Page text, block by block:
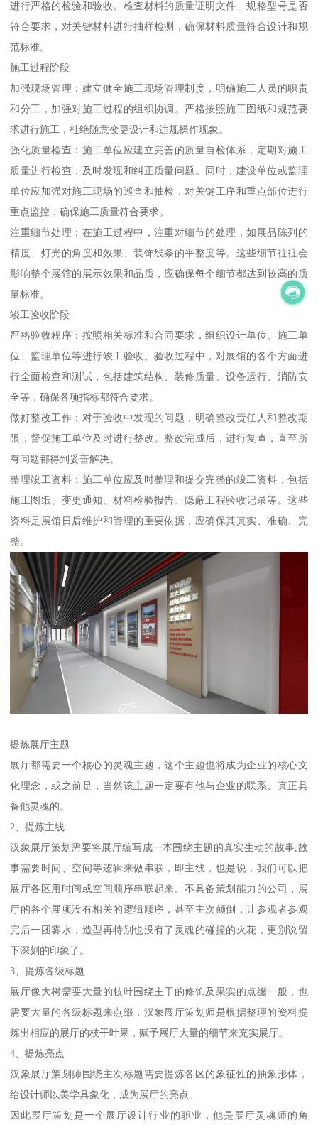
进行严格的检验和验收。检查材料的质量证明文件、规格型号是否
符合要求，对关键材料进行抽样检测，确保材料质量符合设计和规
范标准。
施工过程阶段
加强现场管理：建立健全施工现场管理制度，明确施工人员的职责
和分工，加强对施工过程的组织协调。严格按照施工图纸和规范要
求进行施工，杜绝随意变更设计和违规操作现象。
强化质量检查：施工单位应建立完善的质量自检体系，定期对施工
质量进行检查，及时发现和纠正质量问题。同时，建设单位或监理
单位应加强对施工现场的巡查和抽检，对关键工序和重点部位进行
重点监控，确保施工质量符合要求。
注重细节处理：在施工过程中，注重对细节的处理，如展品陈列的
精度、灯光的角度和效果、装饰线条的平整度等。这些细节往往会
影响整个展馆的展示效果和品质，应确保每个细节都达到较高的质
量标准。
竣工验收阶段
严格验收程序：按照相关标准和合同要求，组织设计单位、施工单
位、监理单位等进行竣工验收。验收过程中，对展馆的各个方面进
行全面检查和测试，包括建筑结构、装修质量、设备运行、消防安
全等，确保各项指标都符合要求。
做好整改工作：对于验收中发现的问题，明确整改责任人和整改期
限，督促施工单位及时进行整改。整改完成后，进行复查，直至所
有问题都得到妥善解决。
整理竣工资料：施工单位应及时整理和提交完整的竣工资料，包括
施工图纸、变更通知、材料检验报告、隐蔽工程验收记录等。这些
资料是展馆日后维护和管理的重要依据，应确保其真实、准确、完
整。
提炼展厅主题
展厅都需要一个核心的灵魂主题，这个主题也将成为企业的核心文
化理念，或之前是，当然该主题一定要有他与企业的联系、真正具
备他灵魂的。
2、提炼主线
汉象展厅策划需要将展厅编写成一本围绕主题的真实生动的故事,故
事需要时间、空间等逻辑来做串联，即主线，也是说，我们可以把
展厅各区用时间或空间顺序串联起来。不具备策划能力的公司，展
厅的各个展项没有相关的逻辑顺序，甚至主次颠倒，让参观者参观
完后一团雾水，造型再特别也没有了灵魂的碰撞的火花，更别说留
下深刻的印象了。
3、提炼各级标题
展厅像大树需要大量的枝叶围绕主干的修饰及果实的点缀一般，也
需要大量的各级标题来点缀，汉象展厅策划师是根据整理的资料提
炼出相应的展厅的枝干叶果，赋予展厅大量的细节来充实展厅。
4、提炼亮点
汉象展厅策划师围绕主次标题需要提炼各区的象征性的抽象形体，
给设计师以美学具象化，成为展厅的亮点。
因此展厅策划是一个展厅设计行业的职业，他是展厅灵魂师的角